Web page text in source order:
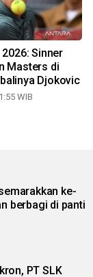
Sinner
Masters di
Djokovic
WIB
ke-
berbagi di panti
PT SLK